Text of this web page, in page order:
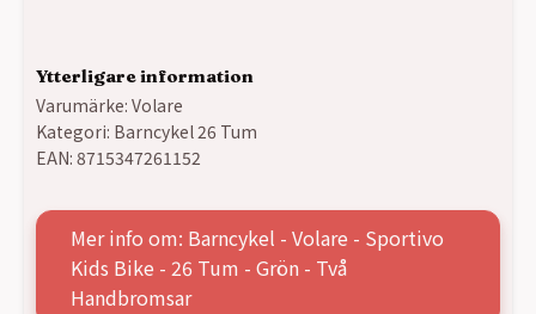
Ytterligare information
Varumärke: Volare
Kategori: Barncykel 26 Tum
EAN: 8715347261152
Mer info om: Barncykel - Volare - Sportivo
Kids Bike - 26 Tum - Grön - Två
Handbromsar